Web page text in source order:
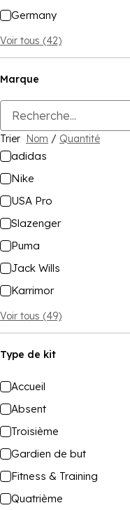
Germany
Voir tous (42)
Marque
Trier Nom / Quantité
adidas
Nike
USA Pro
Slazenger
Puma
Jack Wills
Karrimor
Voir tous (49)
Type de kit
Accueil
Absent
Troisième
Gardien de but
Fitness & Training
Quatrième